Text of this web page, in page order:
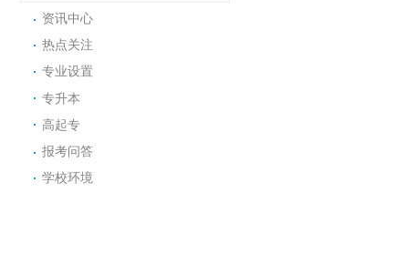
资讯中心
热点关注
专业设置
专升本
高起专
报考问答
学校环境